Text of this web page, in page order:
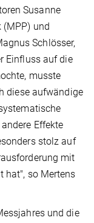
Susanne
und
Schlösser,
Einfluss auf die
musste
diese aufwändige
Effekte
stolz auf
mit
hat", so Mertens
und die